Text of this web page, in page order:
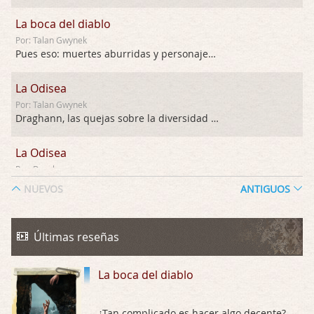
La boca del diablo
Por: Talan Gwynek
Pues eso: muertes aburridas y personajes p …
La Odisea
Por: Talan Gwynek
Draghann, las quejas sobre la diversidad s …
La Odisea
Por: Draghann
No sé si entrar en polémicas con respect …
Trance
Por: Luar
El señor de las moscas
Por: Luar
NUEVOS ANTIGUOS
Últimas reseñas
La boca del diablo